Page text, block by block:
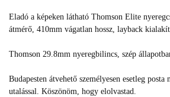
Eladó a képeken látható Thomson Elite
átmérő, 410mm vágatlan hossz, layback
Thomson 29.8mm nyeregbilincs, szép
Budapesten átvehető személyesen esetleg
utalással. Köszönöm, hogy elolvastad.